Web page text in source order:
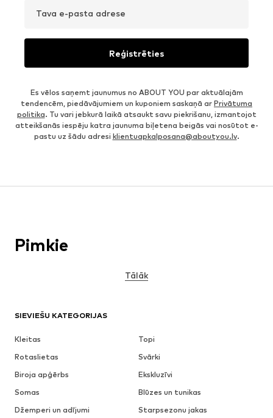
Tava e-pasta adrese
Reģistrēties
Es vēlos saņemt jaunumus no ABOUT YOU par aktuālajām
tendencēm, piedāvājumiem un kuponiem saskaņā ar Privātuma
politika. Tu vari jebkurā laikā atsaukt savu piekrišanu, izmantojot
atteikšanās iespēju katra jaunuma biļetena beigās vai nosūtot e-
pastu uz šādu adresi klientuapkalposana@aboutyou.lv.
SIEVIEŠU KATEGORIJAS
Kleitas
Topi
Rotaslietas
Svārki
Biroja apģērbs
Ekskluzīvi
Somas
Blūzes un tunikas
Džemperi un adījumi
Starpsezonu jakas
Pimkie
Tālāk